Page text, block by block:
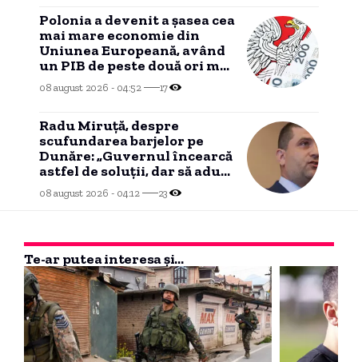
Polonia a devenit a șasea cea
mai mare economie din
Uniunea Europeană, având
un PIB de peste două ori mai
mare decât cel al României.
08 august 2026 - 04:52 17
Radu Miruță, despre
scufundarea barjelor pe
Dunăre: „Guvernul încearcă
astfel de soluții, dar să aducă
ploaie nu poate”
08 august 2026 - 04:12 23
Te-ar putea interesa și...